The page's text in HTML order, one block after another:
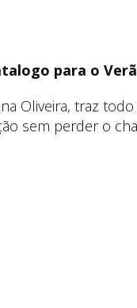
para o
Oliveira, traz
sem perder o